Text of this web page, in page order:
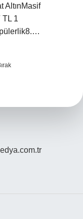
AltınMasif
TL 1